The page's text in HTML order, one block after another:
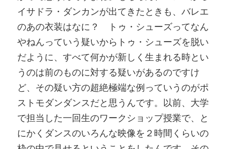
イサドラ・ダンカンが出てきたときも、バレエ
のあの衣装はなに？ トゥ・シューズってなん
やねんっていう疑いからトゥ・シューズを脱い
だように、すべて何かが新しく生まれる時とい
うのは前のものに対する疑いがあるのですけ
ど、その疑い方の超絶極端な例っていうのがポ
ストモダンダンスだと思うんです。以前、大学
で担当した一回生のワークショップ授業で、と
にかくダンスのいろんな映像を２時間くらいの